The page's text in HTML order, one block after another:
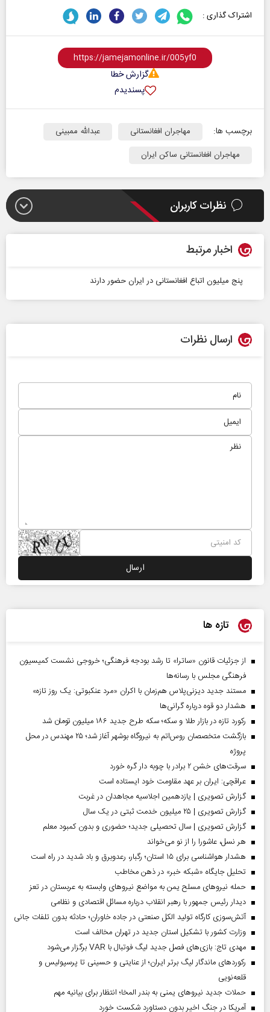
اشتراک گذاری :
گزارش خطا
پسندیدم
برچسب ها: مهاجران افغانستانی
عبدالله ممبینی
مهاجران افغانستانی ساکن ایران
نظرات کاربران
اخبار مرتبط
پنج میلیون اتباع افغانستانی در ایران حضور دارند
ارسال نظرات
تازه ها
از جزئیات قانون «ساترا» تا رشد بودجه فرهنگی؛ خروجی نشست کمیسیون
فرهنگی مجلس با رسانه‌ها
مستند جدید دیزنی‌پلاس هم‌زمان با اکران «مرد عنکبوتی: یک روز تازه»
هشدار دو قوه درباره گرانی‌ها
رکورد تازه در بازار طلا و سکه؛ سکه طرح جدید ۱۸۶ میلیون تومان شد
بازگشت متخصصان روس‌اتم به نیروگاه بوشهر آغاز شد؛ ۲۵ مهندس در محل
پروژه
سرقت‌های خشن ۲ برادر با چوبه دار گره خورد
عراقچی: ایران بر عهد مقاومت خود ایستاده است
گزارش تصویری | یازدهمین اجلاسیه مجاهدان در غربت
گزارش تصویری | ۲۵ میلیون خدمت ثبتی در یک سال
گزارش تصویری | سال تحصیلی جدید؛ حضوری و بدون کمبود معلم
هر نسل، عاشورا را از نو می‌خواند
هشدار هواشناسی برای ۱۵ استان؛ رگبار، رعدوبرق و باد شدید در راه است
تحلیل جایگاه «شبکه خبر» در ذهن مخاطب
حمله نیروهای مسلح یمن به مواضع نیروهای وابسته به عربستان در تعز
دیدار رئیس‌ جمهور با رهبر انقلاب درباره مسائل اقتصادی و نظامی
آتش‌سوزی کارگاه تولید الکل صنعتی در جاده خاوران؛ حادثه بدون تلفات جانی
وزارت کشور با تشکیل استان جدید در تهران مخالف است
مهدی تاج: بازی‌های فصل جدید لیگ فوتبال با VAR برگزار می‌شود
رکورد‌های ماندگار لیگ برتر ایران؛ از عنایتی و حسینی تا پرسپولیس و
قلعه‌نویی
حملات جدید نیروهای یمنی به بندر المخا؛ انتظار برای بیانیه مهم
آمریکا در جنگ اخیر بدون دستاورد شکست خورد